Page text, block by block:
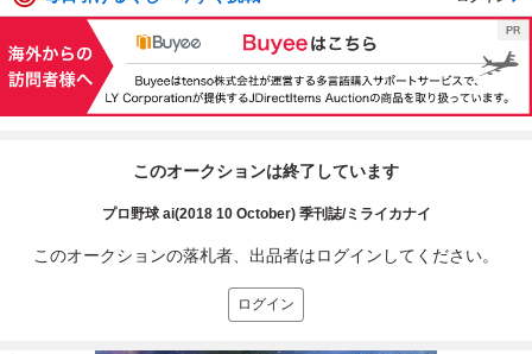
このオークションは終了しています
プロ野球 ai(2018 10 October) 季刊誌/ミライカナイ
このオークションの落札者、出品者はログインしてください。
ログイン